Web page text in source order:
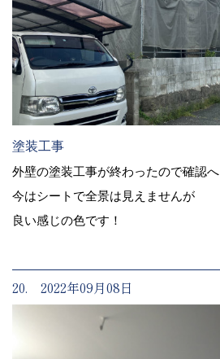
塗装工事
外壁の塗装工事が終わったので確認へ
今はシートで全景は見えませんが
良い感じの色です！
20. 2022年09月08日